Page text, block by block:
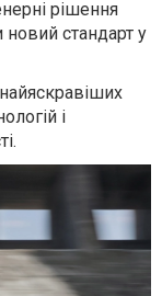
рішення
стандарт у
і